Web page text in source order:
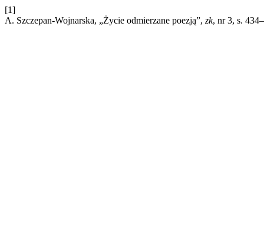
[1]
A. Szczepan-Wojnarska, „Życie odmierzane poezją”, zk, nr 3, s.